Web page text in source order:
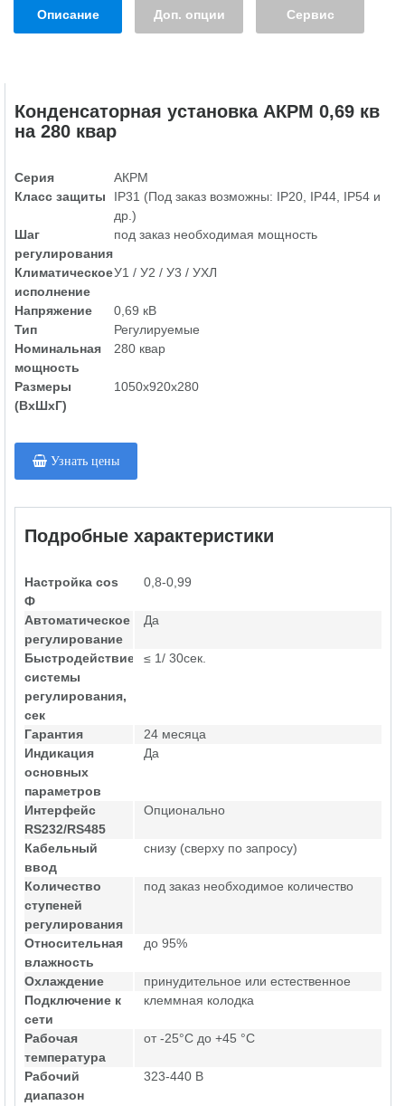
Описание Доп. опции Сервис
Конденсаторная установка АКРМ 0,69 кв
на 280 квар
Серия
АКРМ
Класс защиты
IP31 (Под заказ возможны: IP20, IP44, IP54 и
др.)
Шаг
регулирования
под заказ необходимая мощность
Климатическое
исполнение
У1 / У2 / У3 / УХЛ
Напряжение
0,69 кВ
Тип
Регулируемые
Номинальная
мощность
280 квар
Размеры
(ВхШхГ)
1050х920х280
Узнать цены
Подробные характеристики
Настройка cos
Ф
0,8-0,99
Автоматическое
регулирование
Да
Быстродействие
системы
регулирования,
сек
≤ 1/ 30сек.
Гарантия
24 месяца
Индикация
основных
параметров
Да
Интерфейс
RS232/RS485
Опционально
Кабельный
ввод
снизу (сверху по запросу)
Количество
ступеней
регулирования
под заказ необходимое количество
Относительная
влажность
до 95%
Охлаждение
принудительное или естественное
Подключение к
сети
клеммная колодка
Рабочая
температура
от -25°C до +45 °C
Рабочий
диапазон
323-440 В